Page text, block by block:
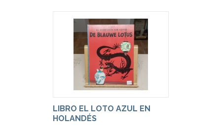
LIBRO EL LOTO AZUL EN
HOLANDÉS